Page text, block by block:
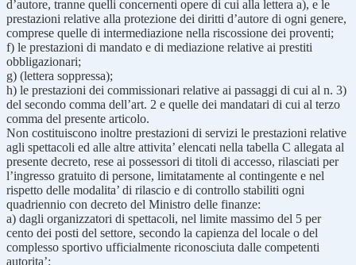
d’autore, tranne quelli concernenti opere di cui alla lettera a), e le
prestazioni relative alla protezione dei diritti d’autore di ogni genere,
comprese quelle di intermediazione nella riscossione dei proventi;
f) le prestazioni di mandato e di mediazione relative ai prestiti
obbligazionari;
g) (lettera soppressa);
h) le prestazioni dei commissionari relative ai passaggi di cui al n. 3)
del secondo comma dell’art. 2 e quelle dei mandatari di cui al terzo
comma del presente articolo.
Non costituiscono inoltre prestazioni di servizi le prestazioni relative
agli spettacoli ed alle altre attivita’ elencati nella tabella C allegata al
presente decreto, rese ai possessori di titoli di accesso, rilasciati per
l’ingresso gratuito di persone, limitatamente al contingente e nel
rispetto delle modalita’ di rilascio e di controllo stabiliti ogni
quadriennio con decreto del Ministro delle finanze:
a) dagli organizzatori di spettacoli, nel limite massimo del 5 per
cento dei posti del settore, secondo la capienza del locale o del
complesso sportivo ufficialmente riconosciuta dalle competenti
autorita’;